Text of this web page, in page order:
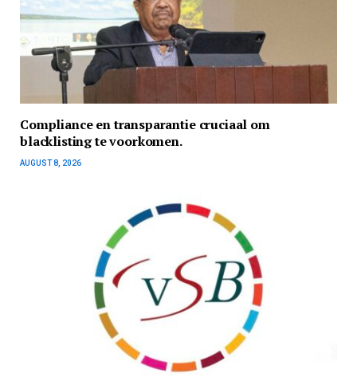
Compliance en transparantie cruciaal om
blacklisting te voorkomen.
AUGUST 8, 2026